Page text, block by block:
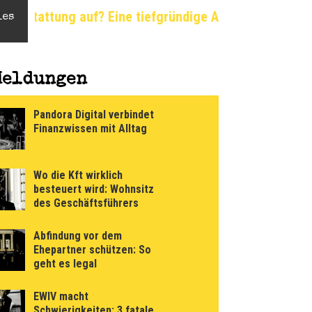
Analyse Flache Erde: Eine
Pandora Digital verbindet
Finanzwissen mit Alltag
Wo die Kft wirklich
besteuert wird: Wohnsitz
des Geschäftsführers
Abfindung vor dem
Ehepartner schützen: So
geht es legal
EWIV macht